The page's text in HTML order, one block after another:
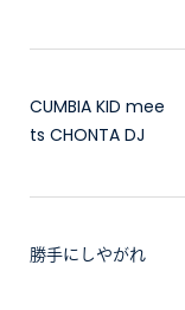
CUMBIA KID mee
ts CHONTA DJ
勝手にしやがれ